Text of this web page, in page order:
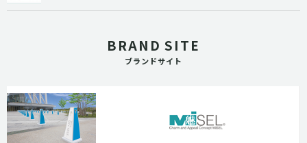
BRAND SITE
ブランドサイト